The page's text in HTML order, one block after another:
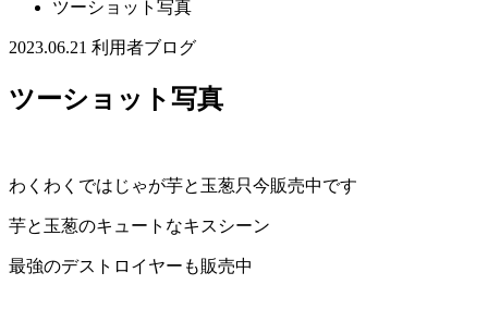
ツーショット写真
2023.06.21 利用者ブログ
ツーショット写真
わくわくではじゃが芋と玉葱只今販売中です
芋と玉葱のキュートなキスシーン
最強のデストロイヤーも販売中